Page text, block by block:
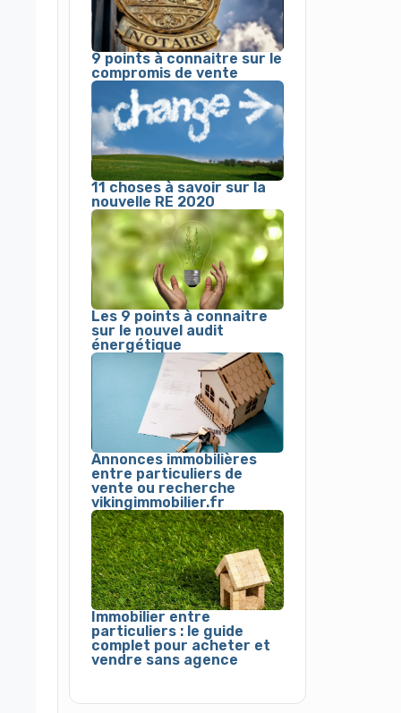
9 points à connaitre sur le
compromis de vente
11 choses à savoir sur la
nouvelle RE 2020
Les 9 points à connaitre
sur le nouvel audit
énergétique
Annonces immobilières
entre particuliers de
vente ou recherche
vikingimmobilier.fr
Immobilier entre
particuliers : le guide
complet pour acheter et
vendre sans agence